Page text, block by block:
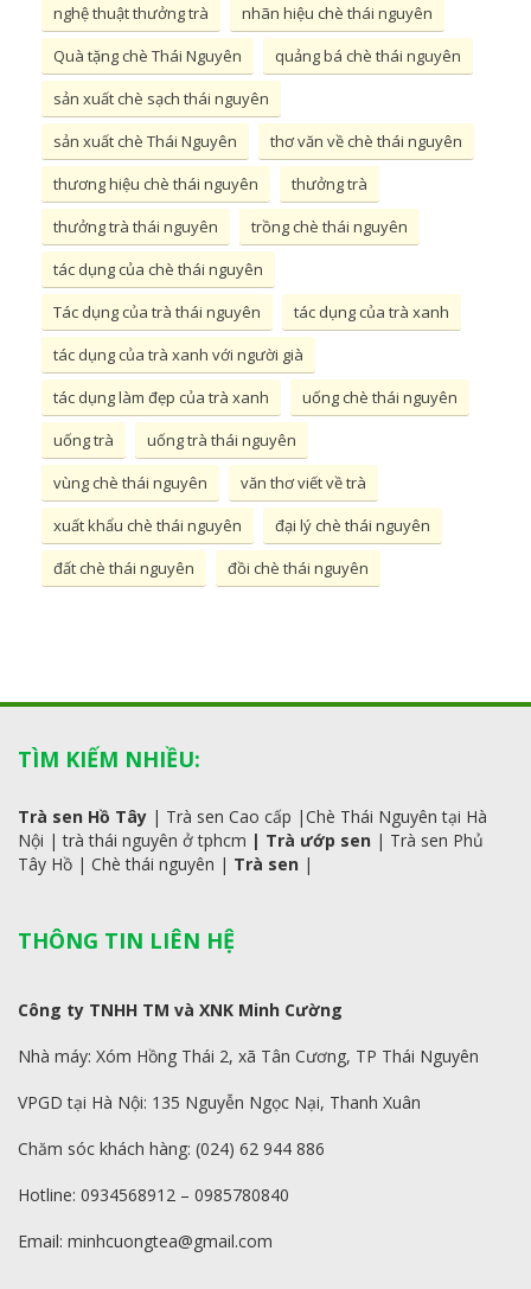
nghệ thuật thưởng trà
nhãn hiệu chè thái nguyên
Quà tặng chè Thái Nguyên
quảng bá chè thái nguyên
sản xuất chè sạch thái nguyên
sản xuất chè Thái Nguyên
thơ văn về chè thái nguyên
thương hiệu chè thái nguyên
thưởng trà
thưởng trà thái nguyên
trồng chè thái nguyên
tác dụng của chè thái nguyên
Tác dụng của trà thái nguyên
tác dụng của trà xanh
tác dụng của trà xanh với người già
tác dụng làm đẹp của trà xanh
uống chè thái nguyên
uống trà
uống trà thái nguyên
vùng chè thái nguyên
văn thơ viết về trà
xuất khẩu chè thái nguyên
đại lý chè thái nguyên
đất chè thái nguyên
đồi chè thái nguyên
TÌM KIẾM NHIỀU:
Trà sen Hồ Tây | Trà sen Cao cấp |Chè Thái Nguyên tại Hà
Nội |trà thái nguyên ở tphcm | Trà ướp sen | Trà sen Phủ
Tây Hồ | Chè thái nguyên | Trà sen |
THÔNG TIN LIÊN HỆ
Công ty TNHH TM và XNK Minh Cường
Nhà máy: Xóm Hồng Thái 2, xã Tân Cương, TP Thái Nguyên
VPGD tại Hà Nội: 135 Nguyễn Ngọc Nại, Thanh Xuân
Chăm sóc khách hàng: (024) 62 944 886
Hotline: 0934568912 – 0985780840
Email: minhcuongtea@gmail.com